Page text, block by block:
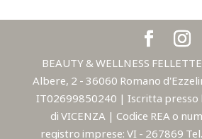
BEAUTY & WELLNESS
Albere, 2 - 36060 Romano
IT02699850240 | Iscritta presso
di VICENZA | Codice REA o
registro imprese: VI - 267869